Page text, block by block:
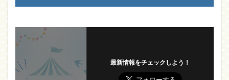
最新情報をチェックしよう！